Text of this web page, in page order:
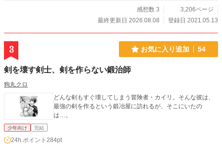
感想数 3
3,206ページ
最終更新日 2026.08.08
登録日 2021.05.13
3 お気に入り追加 54
剣を壊す剣士、剣を作らない鍛治師
狗丸クロ
どんな剣もすぐ壊してしまう冒険者・カイリ。そんな彼は、
最強の剣を作るという鍛冶屋に訪れるが、そこにいたの
は…。
少年向け 完結
24h.ポイント 284pt